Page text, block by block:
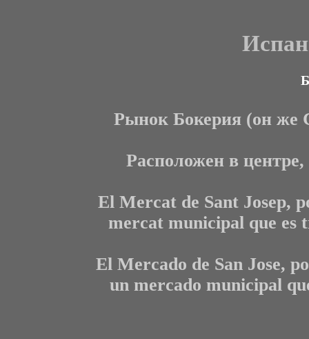
Рынок Бокерия (он же
Расположен в
El Mercat de Sant Josep,
mercat municipal que es
El Mercado de San Jose,
un mercado municipal